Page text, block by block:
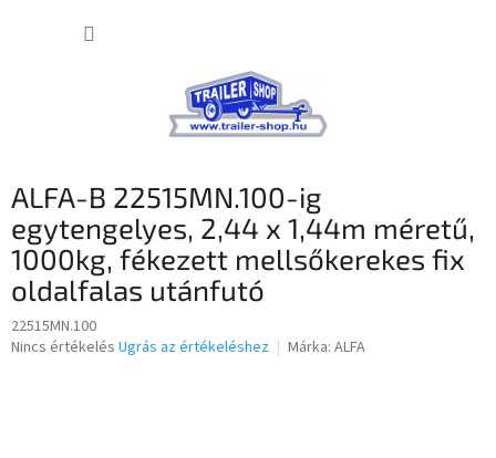
ALFA-B 22515MN.100-ig
egytengelyes, 2,44 x 1,44m méretű,
1000kg, fékezett mellsőkerekes fix
oldalfalas utánfutó
22515MN.100
A
Nincs értékelés Ugrás az értékeléshez Márka: ALFA